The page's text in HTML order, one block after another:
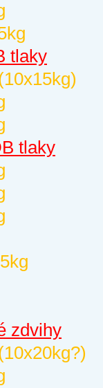
tlaky
tlaky
zdvihy